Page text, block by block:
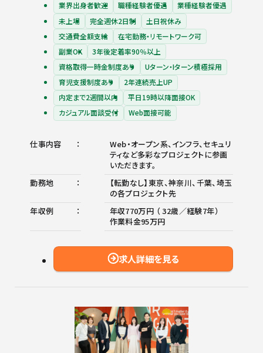
業界出身者歓迎 職種経験者優遇
業種経験者優遇
未上場
完全週休2日制
土日祝休み
交通費全額支給
在宅勤務・リモートワーク可
副業OK
3年後定着率90％以上
資格取得一時金制度あり
Uターン・Iターン積極採用
育児支援制度あり
2年連続売上UP
内定まで2週間以内
平日19時以降面接OK
カジュアル面談受付
Web面接可能
仕事内容
Web・オープン系、インフラ、セキュリ
ティなど多彩なプロジェクトに参画
いただきます。
勤務地
【転勤なし】東京、神奈川、千葉、埼玉
の各プロジェクト先
年収例
年収770万円 （ 32歳／経験7年）
作業料金95万円
求人詳細を見る